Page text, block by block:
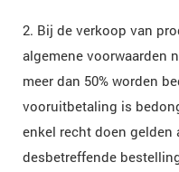
2. Bij de verkoop van
algemene voorwaarden
meer dan 50% worden
vooruitbetaling is
enkel recht doen gelden
desbetreffende